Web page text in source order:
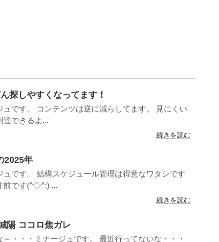
探しやすくなってます！
です。 コンテンツは逆に減らしてます。 見にくい
できるよ...
続きを読む
2025年
です。 結構スケジュール管理は得意なワタシです
前です(^◇^;) ...
続きを読む
陽 ココロ焦ガレ
・・・ミナージュです。 最近行ってないな・・・